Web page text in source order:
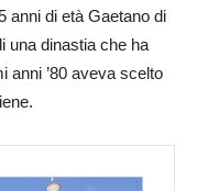
anni di età Gaetano di
una dinastia che ha
anni ’80 aveva scelto